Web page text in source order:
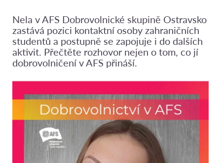
Nela v AFS Dobrovolnické skupině Ostravsko
zastává pozici kontaktní osoby zahraničních
studentů a postupně se zapojuje i do dalších
aktivit. Přečtěte rozhovor nejen o tom, co jí
dobrovolničení v AFS přináší.